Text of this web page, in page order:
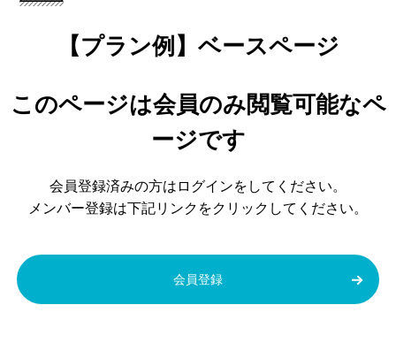
【プラン例】ベースページ
このページは会員のみ閲覧可能なペ
ージです
会員登録済みの方は ログインをしてください。
メンバー登録は下記リンクをクリックしてください。
会員登録